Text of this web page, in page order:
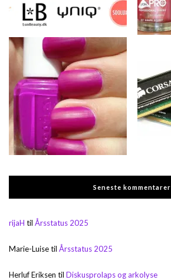
Seneste kommentarer
rijaH til Årsstatus 2025
Marie-Luisetil Årsstatus 2025
Herluf Eriksen til Diskusprolaps og arkolyse